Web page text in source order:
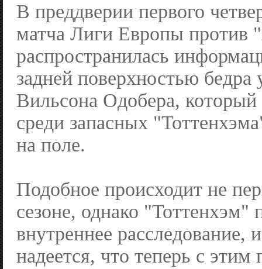
В преддверии первого
матча Лиги Европы против
распространилась
задней поверхностью бедра
Вильсона Одобера, который
среди запасных
на поле.
Подобное происходит не
сезоне, однако "Тоттенхэм"
внутреннее расследование,
надеется, что теперь с этим